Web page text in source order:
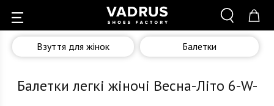
Взуття для жінок Балетки
Балетки легкі жіночі Весна-Літо 6-W-